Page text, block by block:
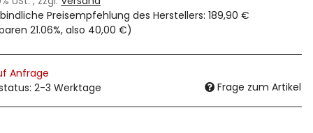
Preisempfehlung des Herstellers: 189,90 €
21.06%, also 40,00 €)
Anfrage
2-3 Werktage
Frage zum Artikel